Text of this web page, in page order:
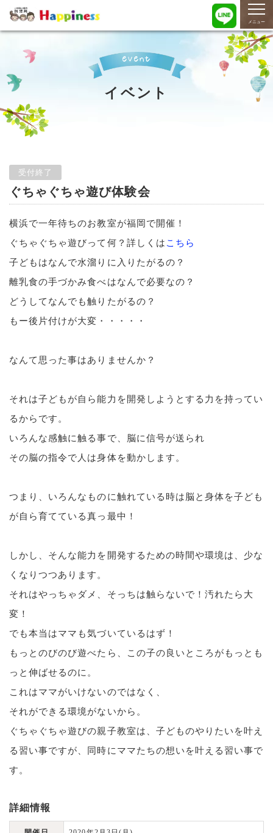
メニュー
event
イベント
受付終了
ぐちゃぐちゃ遊び体験会
横浜で一年待ちのお教室が福岡で開催！
ぐちゃぐちゃ遊びって何？詳しくは こちら
子どもはなんで水溜りに入りたがるの？
離乳食の手づかみ食べはなんで必要なの？
どうしてなんでも触りたがるの？
もー後片付けが大変・・・・・
なんて思った事はありませんか？
​それは子どもが自ら能力を開発しようとする力を持ってい
るからです。
いろんな感触に触る事で、脳に信号が送られ
その脳の指令で人は身体を動かします。
​つまり、いろんなものに触れている時は脳と身体を子ども
が自ら育てている真っ最中！
しかし、そんな能力を開発するための時間や環境は、少な
くなりつつあります。
それはやっちゃダメ、そっちは触らないで！汚れたら大
変！
でも本当はママも気づいているはず！
もっとのびのび遊べたら、この子の良いところがもっとも
っと伸ばせるのに。
これはママがいけないのではなく、
それができる環境がないから。
ぐちゃぐちゃ遊びの親子教室は、子どものやりたいを叶え
る習い事ですが、同時にママたちの想いを叶える習い事で
す。
詳細情報